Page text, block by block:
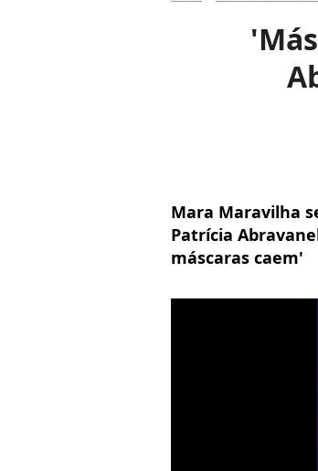
Mara Maravilha
Patrícia
máscaras caem'